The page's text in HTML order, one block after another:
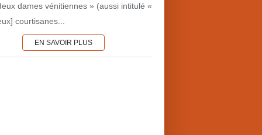
dames vénitiennes » (aussi intitulé «
courtisanes...
EN SAVOIR PLUS